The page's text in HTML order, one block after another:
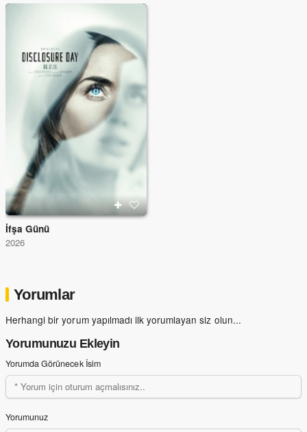
İfşa Günü
2026
Yorumlar
Herhangi bir yorum yapılmadı ilk yorumlayan siz olun...
Yorumunuzu Ekleyin
Yorumda Görünecek İsim
Yorumunuz